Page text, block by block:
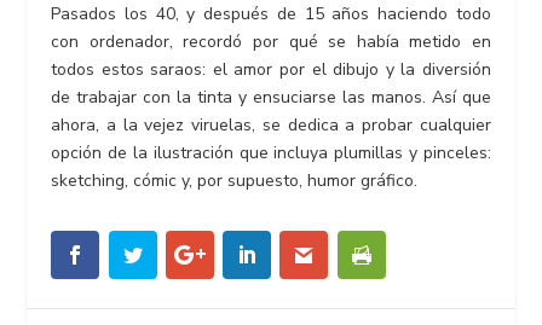
Pasados los 40, y después de 15 años haciendo todo
con ordenador, recordó por qué se había metido en
todos estos saraos: el amor por el dibujo y la diversión
de trabajar con la tinta y ensuciarse las manos. Así que
ahora, a la vejez viruelas, se dedica a probar cualquier
opción de la ilustración que incluya plumillas y pinceles:
sketching, cómic y, por supuesto, humor gráfico.